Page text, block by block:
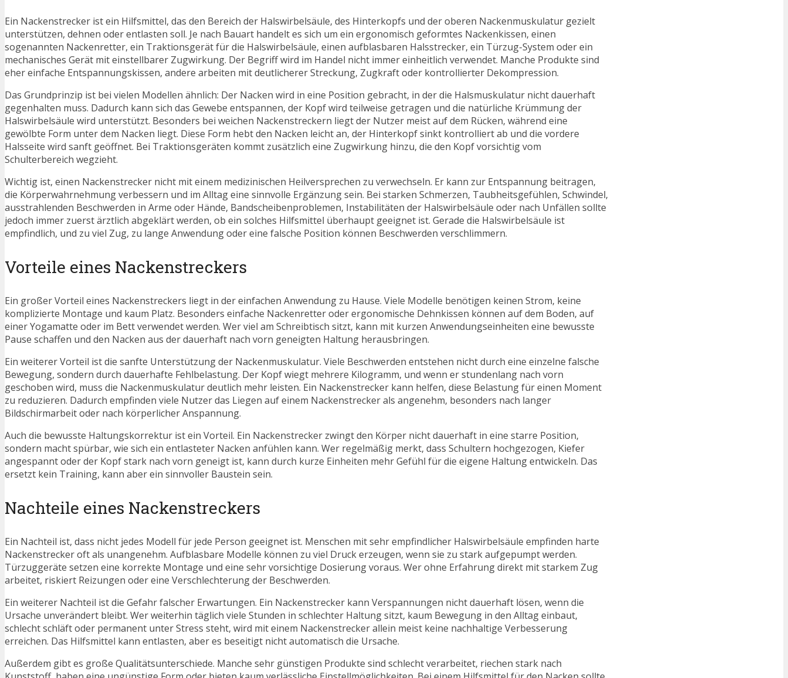
Ein Nackenstrecker ist ein Hilfsmittel, das den Bereich der Halswirbelsäule, des Hinterkopfs und der oberen Nackenmuskulatur gezielt
unterstützen, dehnen oder entlasten soll. Je nach Bauart handelt es sich um ein ergonomisch geformtes Nackenkissen, einen
sogenannten Nackenretter, ein Traktionsgerät für die Halswirbelsäule, einen aufblasbaren Halsstrecker, ein Türzug-System oder ein
mechanisches Gerät mit einstellbarer Zugwirkung. Der Begriff wird im Handel nicht immer einheitlich verwendet. Manche Produkte sind
eher einfache Entspannungskissen, andere arbeiten mit deutlicherer Streckung, Zugkraft oder kontrollierter Dekompression.
Das Grundprinzip ist bei vielen Modellen ähnlich: Der Nacken wird in eine Position gebracht, in der die Halsmuskulatur nicht dauerhaft
gegenhalten muss. Dadurch kann sich das Gewebe entspannen, der Kopf wird teilweise getragen und die natürliche Krümmung der
Halswirbelsäule wird unterstützt. Besonders bei weichen Nackenstreckern liegt der Nutzer meist auf dem Rücken, während eine
gewölbte Form unter dem Nacken liegt. Diese Form hebt den Nacken leicht an, der Hinterkopf sinkt kontrolliert ab und die vordere
Halsseite wird sanft geöffnet. Bei Traktionsgeräten kommt zusätzlich eine Zugwirkung hinzu, die den Kopf vorsichtig vom
Schulterbereich wegzieht.
Wichtig ist, einen Nackenstrecker nicht mit einem medizinischen Heilversprechen zu verwechseln. Er kann zur Entspannung beitragen,
die Körperwahrnehmung verbessern und im Alltag eine sinnvolle Ergänzung sein. Bei starken Schmerzen, Taubheitsgefühlen, Schwindel,
ausstrahlenden Beschwerden in Arme oder Hände, Bandscheibenproblemen, Instabilitäten der Halswirbelsäule oder nach Unfällen sollte
jedoch immer zuerst ärztlich abgeklärt werden, ob ein solches Hilfsmittel überhaupt geeignet ist. Gerade die Halswirbelsäule ist
empfindlich, und zu viel Zug, zu lange Anwendung oder eine falsche Position können Beschwerden verschlimmern.
Vorteile eines Nackenstreckers
Ein großer Vorteil eines Nackenstreckers liegt in der einfachen Anwendung zu Hause. Viele Modelle benötigen keinen Strom, keine
komplizierte Montage und kaum Platz. Besonders einfache Nackenretter oder ergonomische Dehnkissen können auf dem Boden, auf
einer Yogamatte oder im Bett verwendet werden. Wer viel am Schreibtisch sitzt, kann mit kurzen Anwendungseinheiten eine bewusste
Pause schaffen und den Nacken aus der dauerhaft nach vorn geneigten Haltung herausbringen.
Ein weiterer Vorteil ist die sanfte Unterstützung der Nackenmuskulatur. Viele Beschwerden entstehen nicht durch eine einzelne falsche
Bewegung, sondern durch dauerhafte Fehlbelastung. Der Kopf wiegt mehrere Kilogramm, und wenn er stundenlang nach vorn
geschoben wird, muss die Nackenmuskulatur deutlich mehr leisten. Ein Nackenstrecker kann helfen, diese Belastung für einen Moment
zu reduzieren. Dadurch empfinden viele Nutzer das Liegen auf einem Nackenstrecker als angenehm, besonders nach langer
Bildschirmarbeit oder nach körperlicher Anspannung.
Auch die bewusste Haltungskorrektur ist ein Vorteil. Ein Nackenstrecker zwingt den Körper nicht dauerhaft in eine starre Position,
sondern macht spürbar, wie sich ein entlasteter Nacken anfühlen kann. Wer regelmäßig merkt, dass Schultern hochgezogen, Kiefer
angespannt oder der Kopf stark nach vorn geneigt ist, kann durch kurze Einheiten mehr Gefühl für die eigene Haltung entwickeln. Das
ersetzt kein Training, kann aber ein sinnvoller Baustein sein.
Nachteile eines Nackenstreckers
Ein Nachteil ist, dass nicht jedes Modell für jede Person geeignet ist. Menschen mit sehr empfindlicher Halswirbelsäule empfinden harte
Nackenstrecker oft als unangenehm. Aufblasbare Modelle können zu viel Druck erzeugen, wenn sie zu stark aufgepumpt werden.
Türzuggeräte setzen eine korrekte Montage und eine sehr vorsichtige Dosierung voraus. Wer ohne Erfahrung direkt mit starkem Zug
arbeitet, riskiert Reizungen oder eine Verschlechterung der Beschwerden.
Ein weiterer Nachteil ist die Gefahr falscher Erwartungen. Ein Nackenstrecker kann Verspannungen nicht dauerhaft lösen, wenn die
Ursache unverändert bleibt. Wer weiterhin täglich viele Stunden in schlechter Haltung sitzt, kaum Bewegung in den Alltag einbaut,
schlecht schläft oder permanent unter Stress steht, wird mit einem Nackenstrecker allein meist keine nachhaltige Verbesserung
erreichen. Das Hilfsmittel kann entlasten, aber es beseitigt nicht automatisch die Ursache.
Außerdem gibt es große Qualitätsunterschiede. Manche sehr günstigen Produkte sind schlecht verarbeitet, riechen stark nach